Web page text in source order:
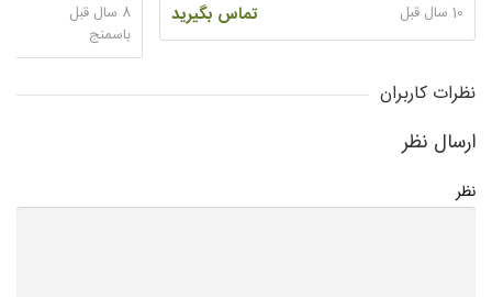
تماس بگیرید 10 سال قبل
8 سال قبل
باسمنج
نظرات کاربران
ارسال نظر
نظر